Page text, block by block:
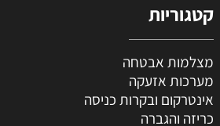
קטגוריות
מצלמות אבטחה
מערכות אזעקה
אינטרקום ובקרות כניסה
כריזה והגברה